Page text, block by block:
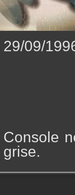
29/09/
Console
grise.